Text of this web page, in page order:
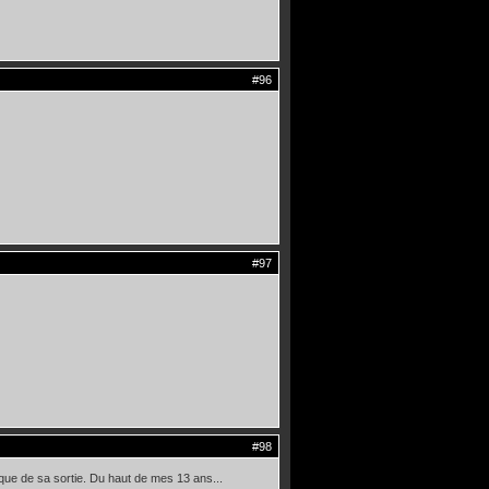
#96
#97
#98
de sa sortie. Du haut de mes 13 ans...